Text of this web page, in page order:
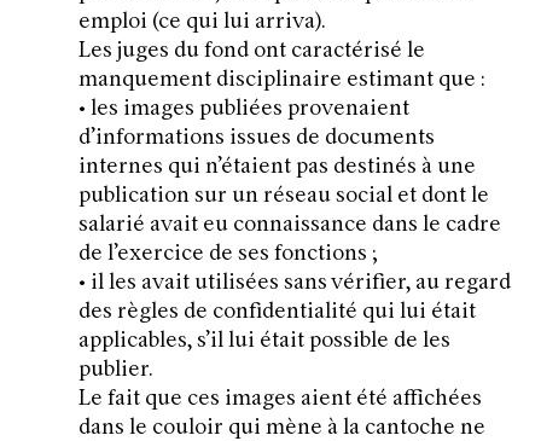
emploi (ce qui lui arriva).
Les juges du fond ont caractérisé le
manquement disciplinaire estimant que :
• les images publiées provenaient
d’informations issues de documents
internes qui n’étaient pas destinés à une
publication sur un réseau social et dont le
salarié avait eu connaissance dans le cadre
de l’exercice de ses fonctions ;
• il les avait utilisées sans vérifier, au regard
des règles de confidentialité qui lui était
applicables, s’il lui était possible de les
publier.
Le fait que ces images aient été affichées
dans le couloir qui mène à la cantoche ne